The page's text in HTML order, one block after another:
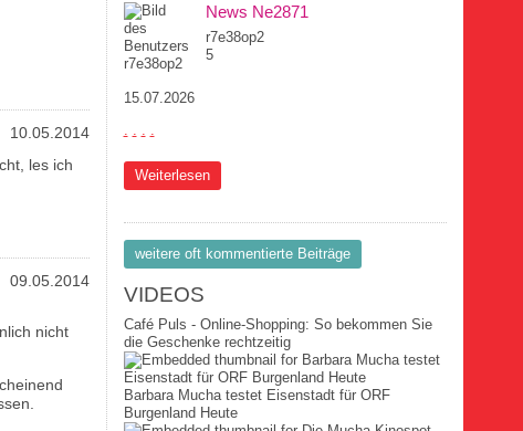
10.05.2014
les ich
09.05.2014
nicht
News Ne2871
r7e38op2
5
15.07.2026
Weiterlesen
über News Ne2871
weitere oft kommentierte Beiträge
VIDEOS
Café Puls - Online-Shopping: So bekommen Sie
die Geschenke rechtzeitig
Barbara Mucha testet Eisenstadt für ORF
Burgenland Heute